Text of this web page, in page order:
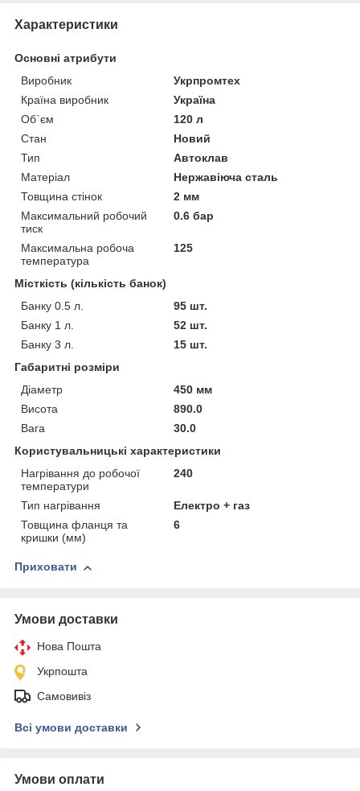
Характеристики
Основні атрибути
Виробник
Укрпромтех
Країна виробник
Україна
Об`єм
120 л
Стан
Новий
Тип
Автоклав
Матеріал
Нержавіюча сталь
Товщина стінок
2 мм
Максимальний робочий
тиск
0.6 бар
Максимальна робоча
температура
125
Місткість (кількість банок)
Банку 0.5 л.
95 шт.
Банку 1 л.
52 шт.
Банку 3 л.
15 шт.
Габаритні розміри
Діаметр
450 мм
Висота
890.0
Вага
30.0
Користувальницькі характеристики
Нагрівання до робочої
температури
240
Тип нагрівання
Електро + газ
Товщина фланця та
кришки (мм)
6
Приховати
Умови доставки
Нова Пошта
Укрпошта
Самовивіз
Всі умови доставки
Умови оплати